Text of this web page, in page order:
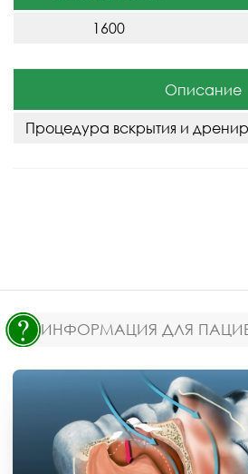
1600
Описание
Процедура вскрытия и
ИНФОРМАЦИЯ ДЛЯ